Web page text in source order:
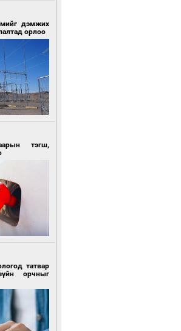
хайрхны
үхэр
дэмжих
орлоо
тэгш,
татвар
орчныг